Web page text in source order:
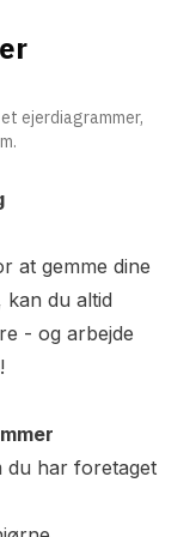
ejerdiagrammer,
at gemme dine
kan du altid
- og arbejde
du har foretaget